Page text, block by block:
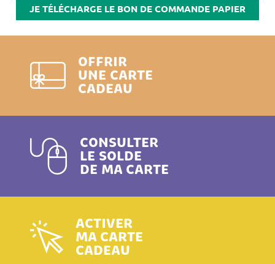
JE TÉLÉCHARGE LE BON DE COMMANDE PAPIER
OFFRIR
UNE CARTE
CADEAU
CONSULTER
LE SOLDE
DE MA CARTE
ACTIVER
MA CARTE
CADEAU